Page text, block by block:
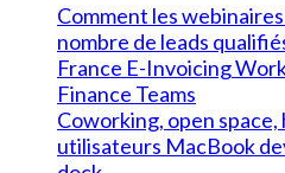
Comment les
nombre de leads
France E-Invoicing
Finance Teams
Coworking, open
utilisateurs MacBook